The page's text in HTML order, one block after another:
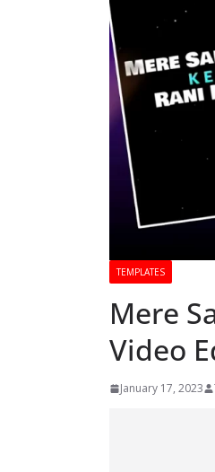
TEMPLATES
Mere
Video
January 17, 2023